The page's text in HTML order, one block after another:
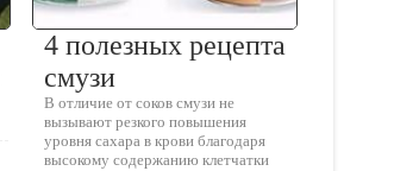
4 полезных рецепта
смузи
В отличие от соков смузи не
вызывают резкого повышения
уровня сахара в крови благодаря
высокому содержанию клетчатки